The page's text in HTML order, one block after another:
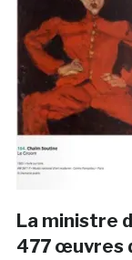
La ministre
477 œuvres